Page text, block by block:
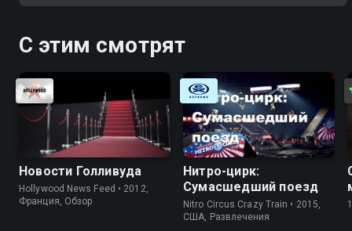
С этим смотрят
Новости Голливуда
Hollywood News Feed • 2012,
Франция, Обзор
Нитро-цирк:
Сумасшедший поезд
Nitro Circus Crazy Train • 2015,
США, Развлечения